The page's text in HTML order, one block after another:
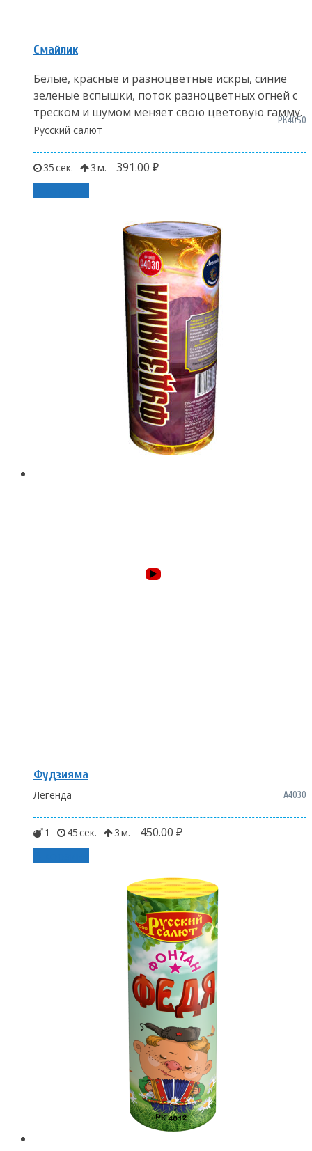
Смайлик
Белые, красные и разноцветные искры, синие
зеленые вспышки, поток разноцветных огней с
треском и шумом меняет свою цветовую гамму.
РК4050
Русский салют
35 3 391.00 ₽
Фудзияма
A4030
Легенда
1 45 3 450.00 ₽